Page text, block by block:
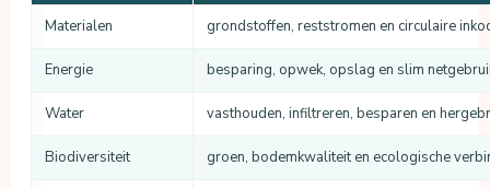
Materialen grondstoffen, reststromen en circulaire
Energie besparing, opwek, opslag en slim
Water vasthouden, infiltreren, besparen en
Biodiversiteit groen, bodemkwaliteit en ecologische